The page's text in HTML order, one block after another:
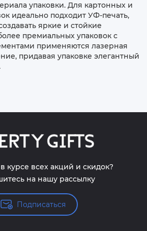
упаковки. Для картонных и
идеально подходит УФ-печать,
яркие и стойкие
премиальных упаковок с
применяются лазерная
придавая упаковке элегантный
курсе всех акций и скидок?
на нашу рассылку
Подписаться